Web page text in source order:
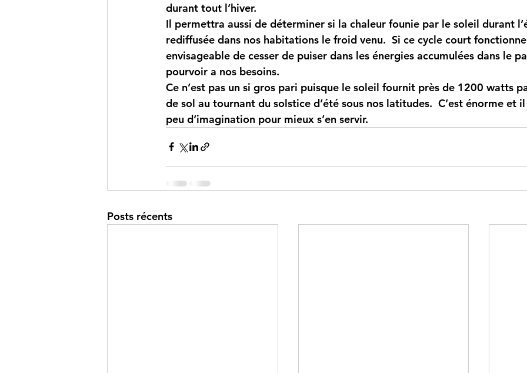
durant tout l’hiver.
Il permettra aussi de déterminer si la chaleur founie par le soleil durant
rediffusée dans nos habitations le froid venu.  Si ce cycle court
envisageable de cesser de puiser dans les énergies accumulées dans le
pourvoir a nos besoins.
Ce n’est pas un si gros pari puisque le soleil fournit près de 1200 watts
de sol au tournant du solstice d’été sous nos latitudes.  C’est énorme et
peu d’imagination pour mieux s’en servir.
Posts récents